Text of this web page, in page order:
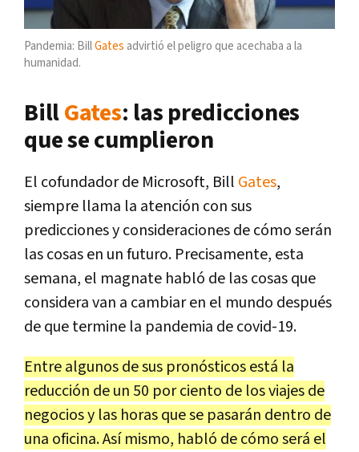
Pandemia: BillGates advirtió el peligro que acechaba a la
humanidad.
BillGates: las predicciones
que se cumplieron
El cofundador de Microsoft, Bill Gates,
siempre llama la atención con sus
predicciones y consideraciones de cómo serán
las cosas en un futuro. Precisamente, esta
semana, el magnate habló de las cosas que
considera van a cambiar en el mundo después
de que termine la pandemia de covid-19.
Entre algunos de sus pronósticos está la
reducción de un 50 por ciento de los viajes de
negocios y las horas que se pasarán dentro de
una oficina. Así mismo, habló de cómo será el